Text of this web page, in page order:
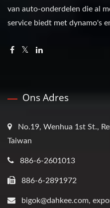
van auto-onderdelen die al
service biedt met dynamo's
Ons Adres
No.19, Wenhua 1st St.,
Taiwan
886-6-2601013
886-6-2891972
bigok@dahkee.com,